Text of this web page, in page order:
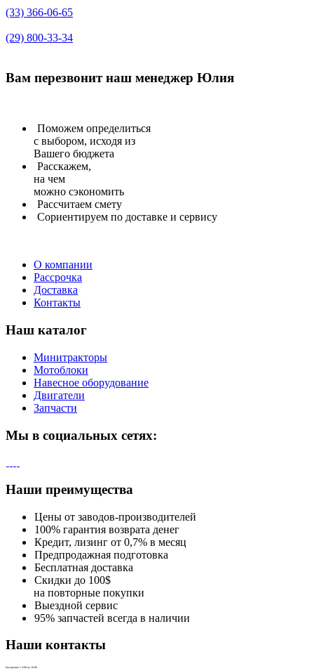
(33) 366-06-65
(29) 800-33-34
Вам перезвонитнаш менеджер Юлия
Поможем определиться
с выбором, исходя из
Вашего бюджета
Расскажем,
на чем
можно сэкономить
Рассчитаем смету
Сориентируем по доставке и сервису
О компании
Рассрочка
Доставка
Контакты
Наш каталог
Минитракторы
Мотоблоки
Навесное оборудование
Двигатели
Запчасти
Мы в социальных сетях:
Наши преимущества
Цены от заводов-производителей
100% гарантия возврата денег
Кредит, лизинг от 0,7% в месяц
Предпродажная подготовка
Бесплатная доставка
Скидки до 100$
на повторные покупки
Выездной сервис
95% запчастей всегда в наличии
Наши контакты
Ежедневно с 9:00 до 18:00